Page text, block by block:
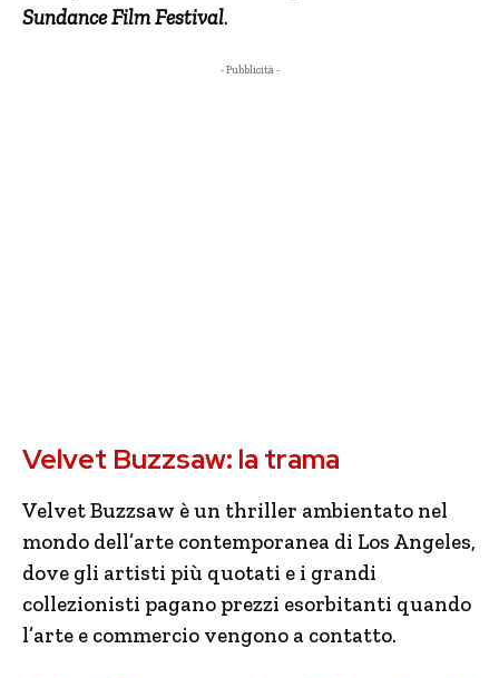
Sundance Film Festival.
- Pubblicità -
Velvet Buzzsaw: la trama
Velvet Buzzsaw è un thriller ambientato nel
mondo dell’arte contemporanea di Los Angeles,
dove gli artisti più quotati e i grandi
collezionisti pagano prezzi esorbitanti quando
l’arte e commercio vengono a contatto.